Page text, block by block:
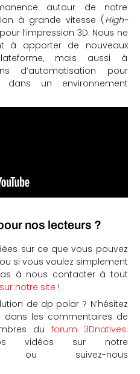
autour de notre
à grande vitesse ( High-
l’impression 3D. Nous ne
à apporter de nouveaux
mais aussi à
d’automatisation pour
dans un environnement
nos lecteurs ?
sur ce que vous pouvez
si vous voulez simplement
à nous contacter à tout
notre site !
de dp polar ? N’hésitez
les commentaires de
du forum 3Dnatives.
vidéos sur notre
suivez-nous